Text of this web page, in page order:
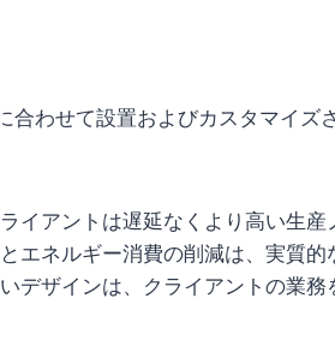
合わせて設置およびカスタマイ
イアントは遅延なくより高い生産
エネルギー消費の削減は、実質的
デザインは、クライアントの業